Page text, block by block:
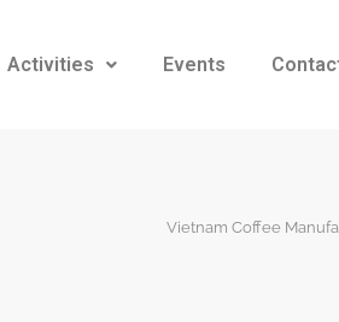
Activities Events
Vietnam Coffee